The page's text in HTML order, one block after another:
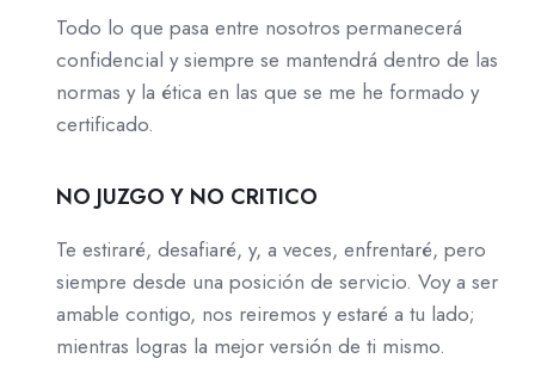
Todo lo que pasa entre nosotros permanecerá
confidencial y siempre se mantendrá dentro de las
normas y la ética en las que se me he formado y
certificado.
NO JUZGO Y NO CRITICO
Te estiraré, desafiaré, y, a veces, enfrentaré, pero
siempre desde una posición de servicio. Voy a ser
amable contigo, nos reiremos y estaré a tu lado;
mientras logras la mejor versión de ti mismo.